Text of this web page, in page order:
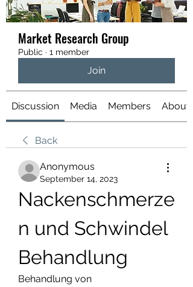
Market Research Group
Public · 1 member
Join
Discussion Media Members About
Back
Anonymous
September 14, 2023
Nackenschmerze
n und Schwindel
Behandlung
Behandlung von